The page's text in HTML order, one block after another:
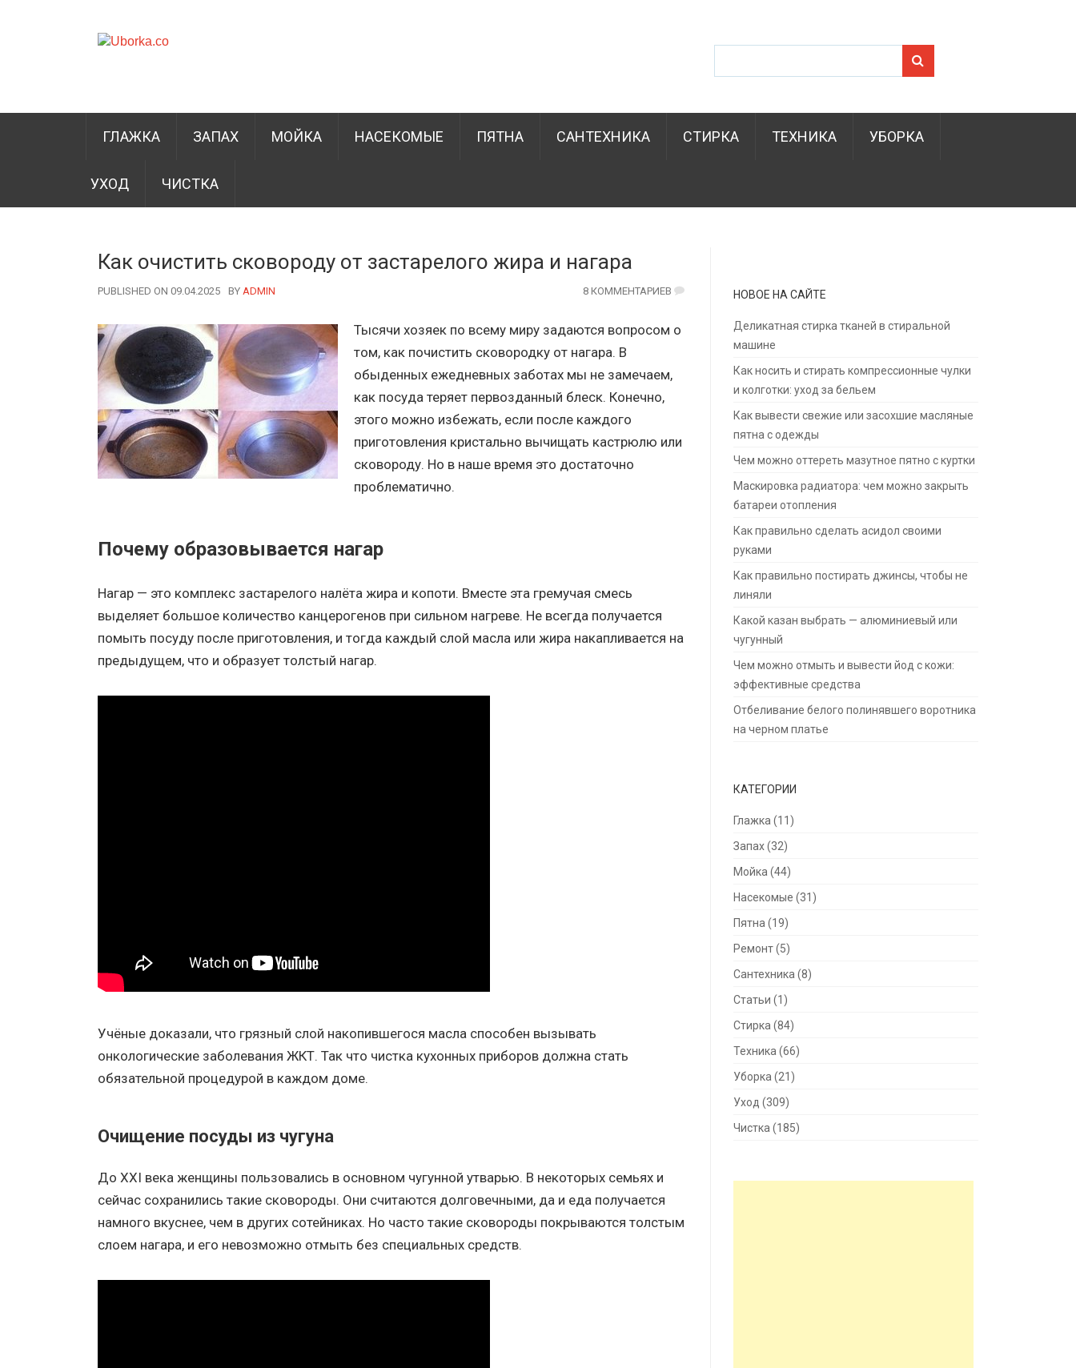
ГЛАЖКА ЗАПАХ МОЙКА НАСЕКОМЫЕ ПЯТНА САНТЕХНИКА СТИРКА ТЕХНИКА УБОРКА
УХОД ЧИСТКА
Как очистить сковороду от застарелого жира и нагара
PUBLISHED ON 09.04.2025 BY AUTHOR
ADMIN 8 КОММЕНТАРИЕВ
Тысячи хозяек по всему миру задаются вопросом о
том, как почистить сковородку от нагара. В
обыденных ежедневных заботах мы не замечаем,
как посуда теряет первозданный блеск. Конечно,
этого можно избежать, если после каждого
приготовления кристально вычищать кастрюлю или
сковороду. Но в наше время это достаточно
проблематично.
Почему образовывается нагар
Нагар — это комплекс застарелого налёта жира и копоти. Вместе эта гремучая смесь
выделяет большое количество канцерогенов при сильном нагреве. Не всегда получается
помыть посуду после приготовления, и тогда каждый слой масла или жира накапливается на
предыдущем, что и образует толстый нагар.
Учёные доказали, что грязный слой накопившегося масла способен вызывать
онкологические заболевания ЖКТ. Так что чистка кухонных приборов должна стать
обязательной процедурой в каждом доме.
Очищение посуды из чугуна
До XXI века женщины пользовались в основном чугунной утварью. В некоторых семьях и
сейчас сохранились такие сковороды. Они считаются долговечными, да и еда получается
намного вкуснее, чем в других сотейниках. Но часто такие сковороды покрываются толстым
слоем нагара, и его невозможно отмыть без специальных средств.
НОВОЕ НА САЙТЕ
Деликатная стирка тканей в стиральной
машине
Как носить и стирать компрессионные чулки
и колготки: уход за бельем
Как вывести свежие или засохшие масляные
пятна с одежды
Чем можно оттереть мазутное пятно с куртки
Маскировка радиатора: чем можно закрыть
батареи отопления
Как правильно сделать асидол своими
руками
Как правильно постирать джинсы, чтобы не
линяли
Какой казан выбрать — алюминиевый или
чугунный
Чем можно отмыть и вывести йод с кожи:
эффективные средства
Отбеливание белого полинявшего воротника
на черном платье
КАТЕГОРИИ
Глажка (11)
Запах(32)
Мойка (44)
Насекомые (31)
Пятна (19)
Ремонт(5)
Сантехника (8)
Статьи (1)
Стирка (84)
Техника (66)
Уборка (21)
Уход (309)
Чистка (185)